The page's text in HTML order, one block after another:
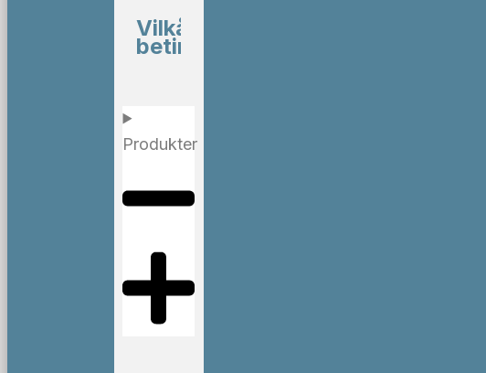
Vilkår og
betingelser
Produkter